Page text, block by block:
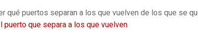
qué puertos separan a los que vuelven de los que se
puerto que separa a los que vuelven